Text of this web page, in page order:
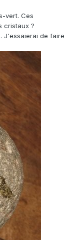
vert. Ces
cristaux ?
J'essaierai de faire